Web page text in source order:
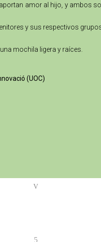
amor al hijo, y ambos
y sus respectivos
mochila ligera y raíces.
(UOC)
V
5